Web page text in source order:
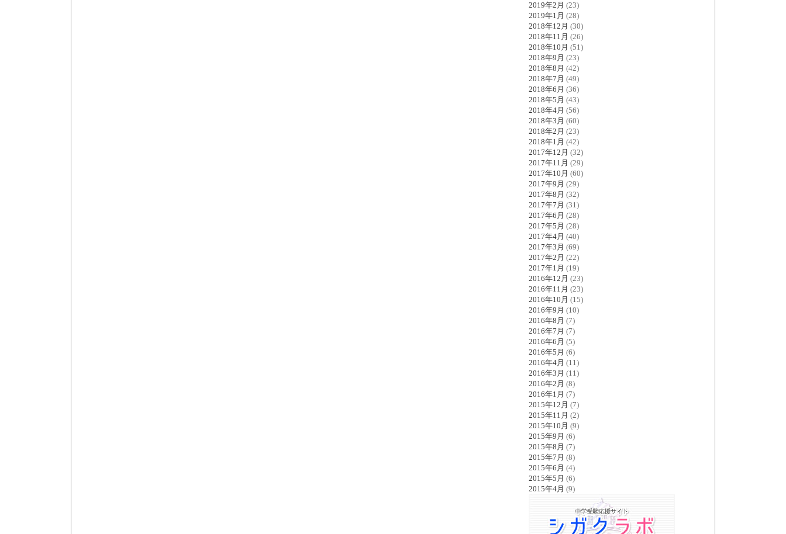
2019年2月 (23)
2019年1月 (28)
2018年12月 (30)
2018年11月 (26)
2018年10月 (51)
2018年9月 (23)
2018年8月 (42)
2018年7月 (49)
2018年6月 (36)
2018年5月 (43)
2018年4月 (56)
2018年3月 (60)
2018年2月 (23)
2018年1月 (42)
2017年12月 (32)
2017年11月 (29)
2017年10月 (60)
2017年9月 (29)
2017年8月 (32)
2017年7月 (31)
2017年6月 (28)
2017年5月 (28)
2017年4月 (40)
2017年3月 (69)
2017年2月 (22)
2017年1月 (19)
2016年12月 (23)
2016年11月 (23)
2016年10月 (15)
2016年9月 (10)
2016年8月 (7)
2016年7月 (7)
2016年6月 (5)
2016年5月 (6)
2016年4月 (11)
2016年3月 (11)
2016年2月 (8)
2016年1月 (7)
2015年12月 (7)
2015年11月 (2)
2015年10月 (9)
2015年9月 (6)
2015年8月 (7)
2015年7月 (8)
2015年6月 (4)
2015年5月 (6)
2015年4月 (9)